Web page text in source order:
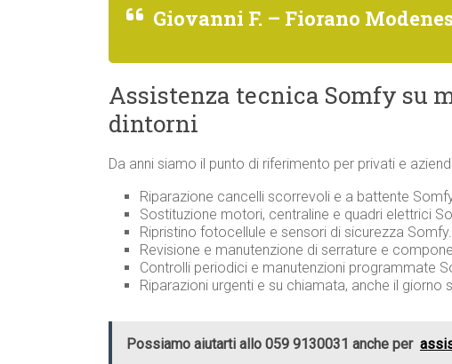
Giovanni F. – Fiorano
Assistenza tecnica Somfy su
dintorni
Da anni siamo il punto di riferimento per privati e
Riparazione cancelli scorrevoli e a battente
Sostituzione motori, centraline e quadri elettrici
Ripristino fotocellule e sensori di sicurezza Somfy.
Revisione e manutenzione di serrature e
Controlli periodici e manutenzioni programmate
Riparazioni urgenti e su chiamata, anche il giorno
Possiamo aiutarti allo 059 9130031 anche per